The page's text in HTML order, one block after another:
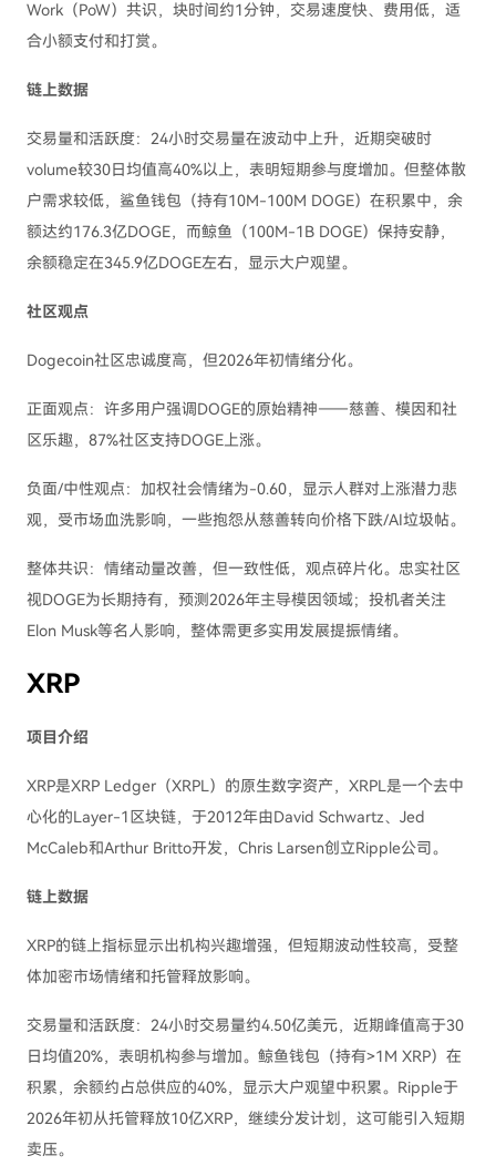
Work（PoW）共识，块时间约1分钟，交易速度快、费用低，适
合小额支付和打赏。
链上数据
交易量和活跃度：24小时交易量在波动中上升，近期突破时
volume较30日均值高40%以上，表明短期参与度增加。但整体散
户需求较低，鲨鱼钱包（持有10M-100M DOGE）在积累中，余
额达约176.3亿DOGE，而鲸鱼（100M-1B DOGE）保持安静，
余额稳定在345.9亿DOGE左右，显示大户观望。
社区观点
Dogecoin社区忠诚度高，但2026年初情绪分化。
正面观点：许多用户强调DOGE的原始精神——慈善、模因和社
区乐趣，87%社区支持DOGE上涨。
负面/中性观点：加权社会情绪为-0.60，显示人群对上涨潜力悲
观，受市场血洗影响，一些抱怨从慈善转向价格下跌/AI垃圾帖。
整体共识：情绪动量改善，但一致性低，观点碎片化。忠实社区
视DOGE为长期持有，预测2026年主导模因领域；投机者关注
Elon Musk等名人影响，整体需更多实用发展提振情绪。
XRP
项目介绍
XRP是XRP Ledger（XRPL）的原生数字资产，XRPL是一个去中
心化的Layer-1区块链，于2012年由David Schwartz、Jed
McCaleb和Arthur Britto开发，Chris Larsen创立Ripple公司。
链上数据
XRP的链上指标显示出机构兴趣增强，但短期波动性较高，受整
体加密市场情绪和托管释放影响。
交易量和活跃度：24小时交易量约4.50亿美元，近期峰值高于30
日均值20%，表明机构参与增加。鲸鱼钱包（持有>1M XRP）在
积累，余额约占总供应的40%，显示大户观望中积累。Ripple于
2026年初从托管释放10亿XRP，继续分发计划，这可能引入短期
卖压。